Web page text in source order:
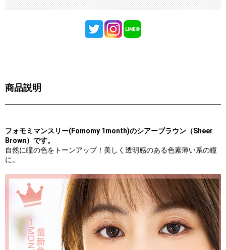
商品説明
フォモミマンスリー(Fomomy 1month)のシアーブラウン（Sheer
Brown）です。
自然に瞳の色をトーンアップ！美しく透明感のある色素薄い系の瞳
に。